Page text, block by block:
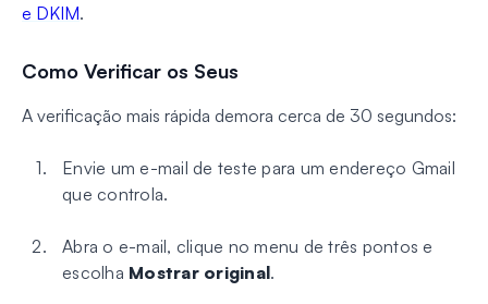
e DKIM.
Como Verificar os Seus
A verificação mais rápida demora cerca de 30 segundos:
Envie um e-mail de teste para um endereço Gmail
que controla.
Abra o e-mail, clique no menu de três pontos e
escolha Mostrar original.